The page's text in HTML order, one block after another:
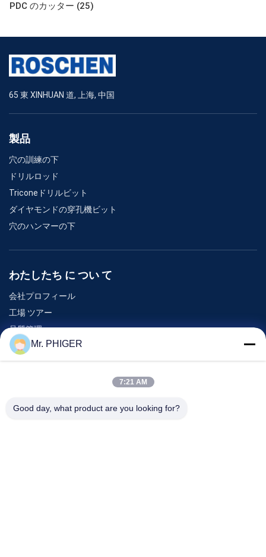
PDC のカッター (25)
65 東 XINHUAN 道, 上海, 中国
製品
穴の訓練の下
ドリルロッド
Triconeドリルビット
ダイヤモンドの穿孔機ビット
穴のハンマーの下
わたしたち に つい て
会社プロフィール
工場 ツアー
品質管理
地図
連絡 ください
イベント
Mr. PHIGER
7:21 AM
Good day, what product are you looking for?